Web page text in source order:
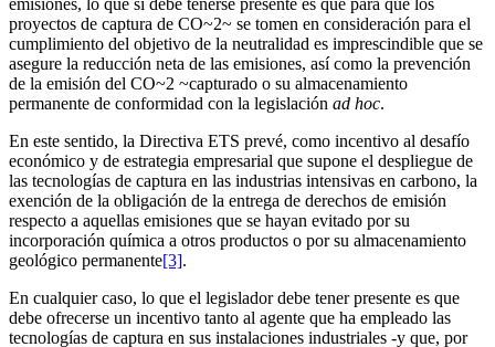
emisiones, lo que sí debe tenerse presente es que para que los
proyectos de captura de CO~2~ se tomen en consideración para el
cumplimiento del objetivo de la neutralidad es imprescindible que se
asegure la reducción neta de las emisiones, así como la prevención
de la emisión del CO~2 ~capturado o su almacenamiento
permanente de conformidad con la legislación ad hoc.
En este sentido, la Directiva ETS prevé, como incentivo al desafío
económico y de estrategia empresarial que supone el despliegue de
las tecnologías de captura en las industrias intensivas en carbono, la
exención de la obligación de la entrega de derechos de emisión
respecto a aquellas emisiones que se hayan evitado por su
incorporación química a otros productos o por su almacenamiento
geológico permanente[3].
En cualquier caso, lo que el legislador debe tener presente es que
debe ofrecerse un incentivo tanto al agente que ha empleado las
tecnologías de captura en sus instalaciones industriales -y que, por